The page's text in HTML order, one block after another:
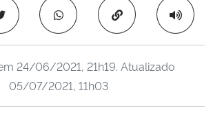
Inovações e Comunicações
Copiar para área
24/06/2021, 21h19. Atualizado
05/07/2021, 11h03